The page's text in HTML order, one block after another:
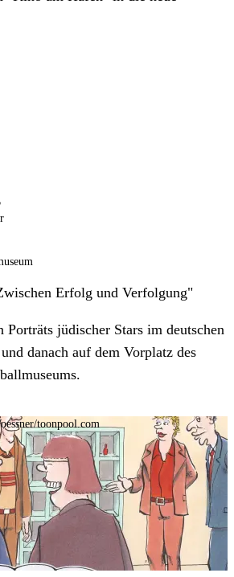
Erfolg und Verfolgung"
Porträts jüdischer Stars im deutschen
danach auf dem Vorplatz des
toonpool.com